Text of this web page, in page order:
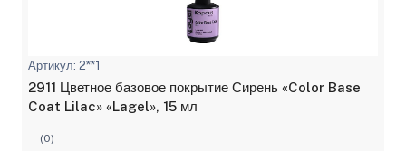
Артикул: 2**1
2911 Цветное базовое покрытие Сирень «Color Base
Coat Lilac» «Lagel», 15 мл
(0)